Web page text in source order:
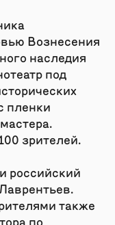
Вознесения
наследия
под
пленки
зрителей.
российский
также
по